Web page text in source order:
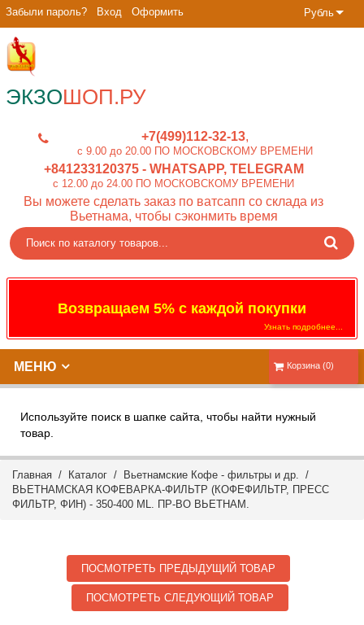
Рубль
Забыли пароль? Вход Оформить
ЭКЗОШОП.РУ
+7(499)112-32-13
c 9.00 до 20.00 ПО МОСКОВСКОМУ ВРЕМЕНИ
+841233120375- WHATSAPP, TELEGRAM
c 12.00 до 24.00 ПО МОСКОВСКОМУ ВРЕМЕНИ
Вы можете сделать заказ по ватсапп со склада из
Вьетнама, чтобы сэконмить время
Возвращаем 5% с каждой покупки
Узнать подробнее...
Корзина (0)
МЕНЮ
Используйте поиск в шапке сайта, чтобы найти нужный
товар.
Главная / Каталог / Вьетнамские Кофе - фильтры и др. /
ВЬЕТНАМСКАЯ КОФЕВАРКА-ФИЛЬТР (КОФЕФИЛЬТР, ПРЕСС
ФИЛЬТР, ФИН) - 350-400 ML. ПР-ВО ВЬЕТНАМ.
ПОСМОТРЕТЬ ПРЕДЫДУЩИЙ ТОВАР
ПОСМОТРЕТЬ СЛЕДУЮЩИЙ ТОВАР